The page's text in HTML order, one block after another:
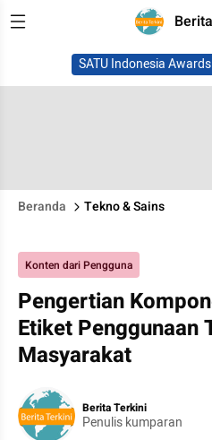
SATU Indonesia Awards
Beranda Tekno & Sains
Konten dari Pengguna
Pengertian
Etiket Penggunaan
Masyarakat
Berita Terkini
Penulis kumparan